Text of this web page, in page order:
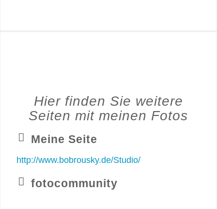
Hier finden Sie weitere
Seiten mit meinen Fotos
Meine Seite
http://www.bobrousky.de/Studio/
fotocommunity